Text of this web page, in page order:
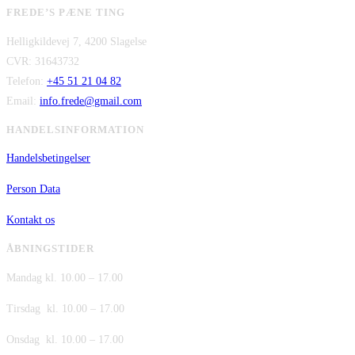
var:
er:
FREDE’S PÆNE TING
Helligkildevej 7, 4200 Slagelse
CVR: 31643732
Telefon: +45 51 21 04 82
Email: info.frede@gmail.com
HANDELSINFORMATION
Handelsbetingelser
Person Data
Kontakt os
ÅBNINGSTIDER
Mandag kl. 10.00 – 17.00
Tirsdag kl. 10.00 – 17.00
Onsdag kl. 10.00 – 17.00